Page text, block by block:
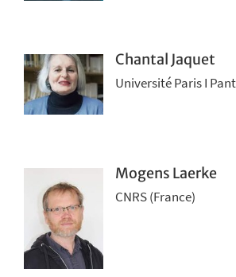
Chantal Jaquet
Université Paris I
Mogens Laerke
CNRS (France)